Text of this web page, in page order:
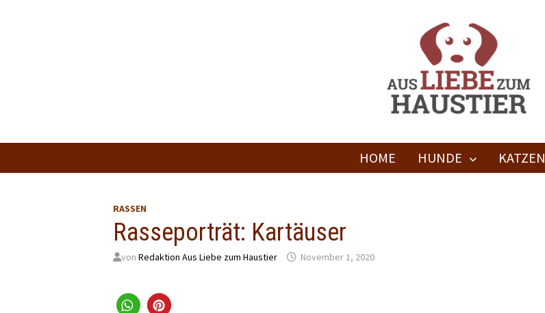
HOME HUNDE KATZEN
RASSEN
Rasseporträt: Kartäuser
vonRedaktion Aus Liebe zum Haustier November 1, 2020